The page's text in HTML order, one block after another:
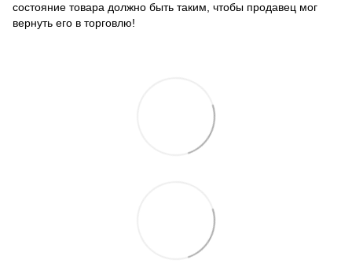
состояние товара должно быть таким, чтобы продавец мог
вернуть его в торговлю!